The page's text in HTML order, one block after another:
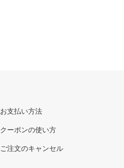
お支払い方法
クーポンの使い方
ご注文のキャンセル